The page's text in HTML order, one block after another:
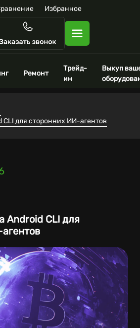
Избранное
Ремонт
Трейд-
ин
Выкуп
CLI для сторонних ИИ-агентов
Android CLI для